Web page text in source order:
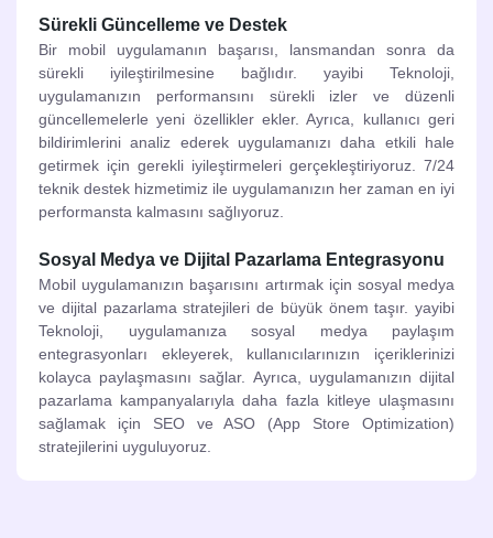
Sürekli Güncelleme ve Destek
Bir mobil uygulamanın başarısı, lansmandan sonra da
sürekli iyileştirilmesine bağlıdır. yayibi Teknoloji,
uygulamanızın performansını sürekli izler ve düzenli
güncellemelerle yeni özellikler ekler. Ayrıca, kullanıcı geri
bildirimlerini analiz ederek uygulamanızı daha etkili hale
getirmek için gerekli iyileştirmeleri gerçekleştiriyoruz. 7/24
teknik destek hizmetimiz ile uygulamanızın her zaman en iyi
performansta kalmasını sağlıyoruz.
Sosyal Medya ve Dijital Pazarlama Entegrasyonu
Mobil uygulamanızın başarısını artırmak için sosyal medya
ve dijital pazarlama stratejileri de büyük önem taşır. yayibi
Teknoloji, uygulamanıza sosyal medya paylaşım
entegrasyonları ekleyerek, kullanıcılarınızın içeriklerinizi
kolayca paylaşmasını sağlar. Ayrıca, uygulamanızın dijital
pazarlama kampanyalarıyla daha fazla kitleye ulaşmasını
sağlamak için SEO ve ASO (App Store Optimization)
stratejilerini uyguluyoruz.